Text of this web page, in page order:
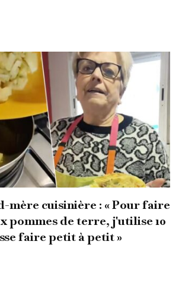
mère cuisinière : « Pour faire
pommes de terre, j'utilise 10
faire petit à petit »